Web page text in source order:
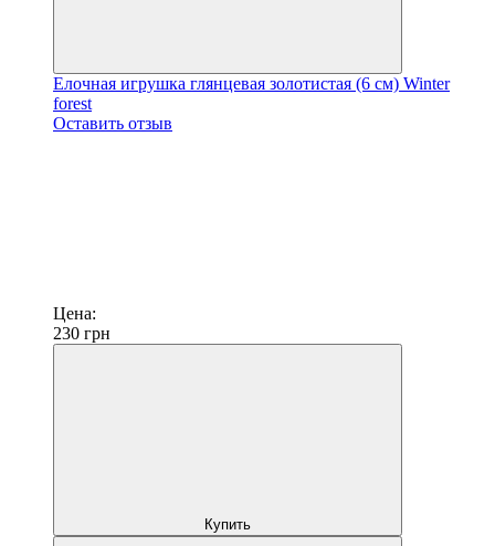
Елочная игрушка глянцевая золотистая (6 см) Winter
forest
Оставить отзыв
Цена:
230 грн
Купить